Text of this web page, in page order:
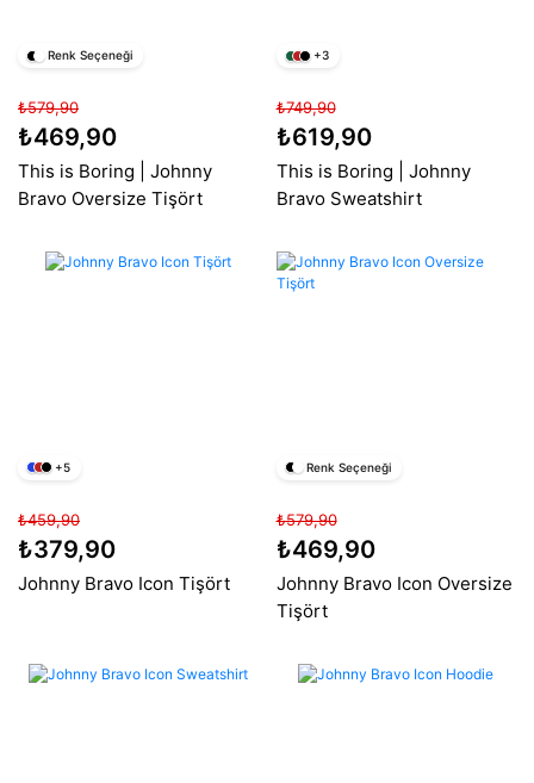
Renk Seçeneği
₺579,90
₺469,90
This is Boring | Johnny
Bravo Oversize Tişört
+3
₺749,90
₺619,90
This is Boring | Johnny
Bravo Sweatshirt
+5
₺459,90
₺379,90
Johnny Bravo Icon Tişört
Renk Seçeneği
₺579,90
₺469,90
Johnny Bravo Icon Oversize
Tişört